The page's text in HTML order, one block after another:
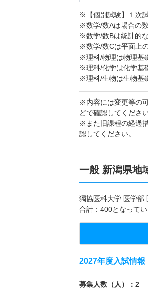
※【個別試験】１次
※数学/数Aは場合の
※数学/数Bは統計的
※数学/数Cは平面上
※理科/物理は物理基
※理科/化学は化学基
※理科/生物は生物基
※内容には変更等の
どで確認してください
※また旧課程の経過
認してください。
一般 新潟県地
獨協医科大学 医学
合計：400となってい
2027年度入試情報
募集人数（人）：2